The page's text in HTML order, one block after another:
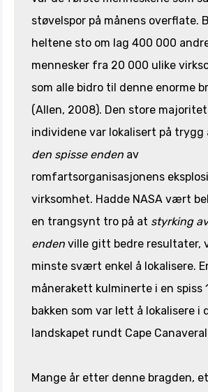
støvelspor på månens overflate.
heltene sto om lag 400 000
mennesker fra 20 000 ulike
som alle bidro til denne enorme
(Allen, 2008). Den store
individene var lokalisert på
den spisse enden av
romfartsorganisasjonens
virksomhet. Hadde NASA vært
en trangsynt tro på at styrking
enden ville gitt bedre resultater,
minste svært enkel å lokalisere.
månerakett kulminerte i en spiss
bakken som var lett å lokalisere i
landskapet rundt Cape
Mange år etter denne bragden,